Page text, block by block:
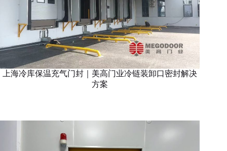
上海冷库保温充气门封｜美高门业冷链装卸口密封解决
方案